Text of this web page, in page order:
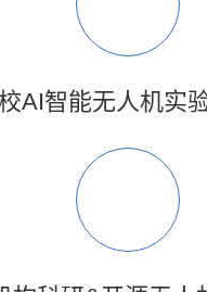
AI智能无人机实